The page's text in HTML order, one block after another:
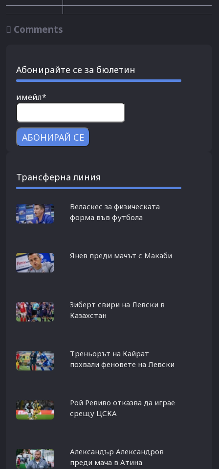
 Comments
Абонирайте се за бюлетин
имейл*
Трансферна линия
Веласкес за физическата
форма във футбола
Янев преди мачът с Макаби
Зиберт свири на Левски в
Казахстан
Треньорът на Кайрат
похвали феновете на Левски
Рой Ревиво отказва да играе
срещу ЦСКА
Александър Александров
преди мача в Атина